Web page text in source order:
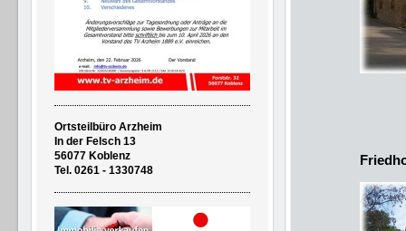
Ortsteilbüro Arzheim
In der Felsch 13
56077 Koblenz
Tel. 0261 - 1330748